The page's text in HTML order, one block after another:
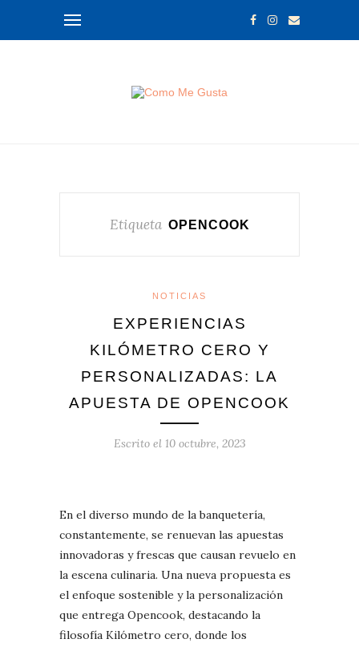
Etiqueta OPENCOOK
NOTICIAS
EXPERIENCIAS
KILÓMETRO CERO Y
PERSONALIZADAS: LA
APUESTA DE OPENCOOK
Escrito el 10 octubre, 2023
En el diverso mundo de la banquetería,
constantemente, se renuevan las apuestas
innovadoras y frescas que causan revuelo en
la escena culinaria. Una nueva propuesta es
el enfoque sostenible y la personalización
que entrega Opencook, destacando la
filosofía Kilómetro cero, donde los